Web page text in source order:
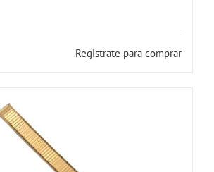
Registrate para comprar